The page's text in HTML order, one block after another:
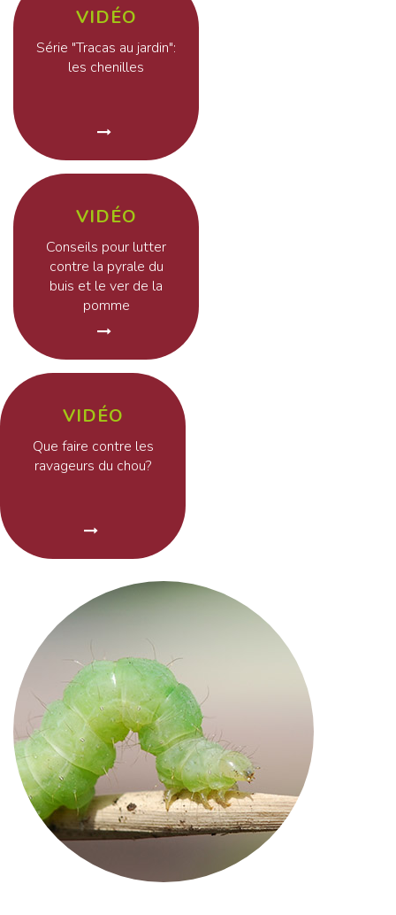
VIDÉO
Série "Tracas au jardin":
les chenilles
VIDÉO
Conseils pour lutter
contre la pyrale du
buis et le ver de la
pomme
VIDÉO
Que faire contre les
ravageurs du chou?